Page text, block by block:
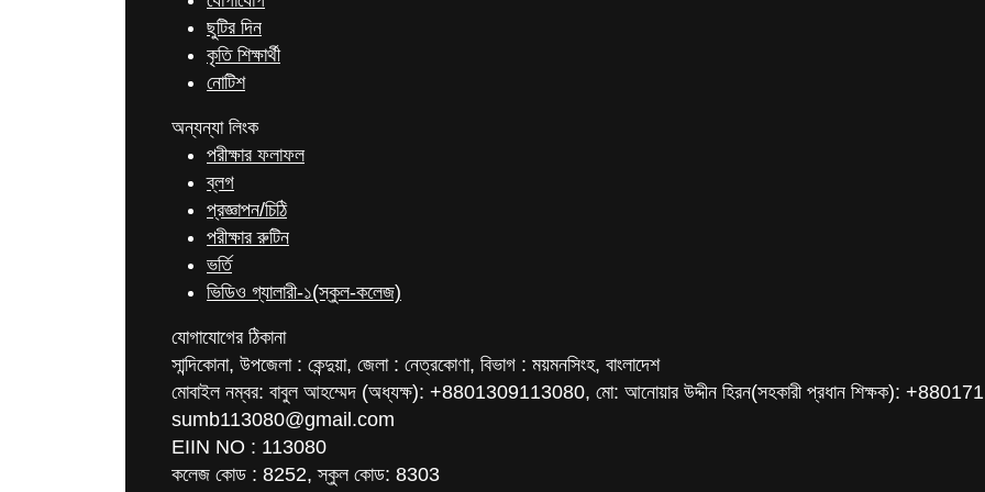
ছুটির দিন
কৃতি শিক্ষার্থী
নোটিশ
অন্যন্যা লিংক
পরীক্ষার ফলাফল
ব্লগ
প্রজ্ঞাপন/চিঠি
পরীক্ষার রুটিন
ভর্তি
ভিডিও গ্যালারী-১(স্কুল-কলেজ)
যোগাযোগের ঠিকানা
সান্দিকোনা, উপজেলা : কেন্দুয়া, জেলা : নেত্রকোণা, বিভাগ : ময়মনসিংহ, বাংলাদেশ
মোবাইল নম্বর: বাবুল আহম্মেদ (অধ্যক্ষ): +8801309113080, মো: আনোয়ার উদ্দীন হিরন(সহকারী প্রধান শিক্ষক):
sumb113080@gmail.com
EIIN NO : 113080
কলেজ কোড : 8252, স্কুল কোড: 8303